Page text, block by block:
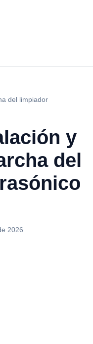
del limpiador
y
del
2026